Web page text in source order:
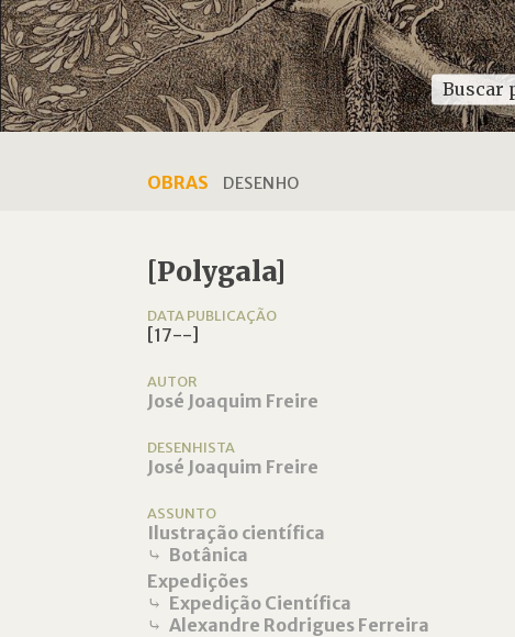
OBRAS DESENHO
[Polygala]
DATA PUBLICAÇÃO
[17--]
AUTOR
José Joaquim Freire
DESENHISTA
José Joaquim Freire
ASSUNTO
Ilustração científica
⤷ Botânica
Expedições
⤷ Expedição Científica
⤷ Alexandre Rodrigues Ferreira